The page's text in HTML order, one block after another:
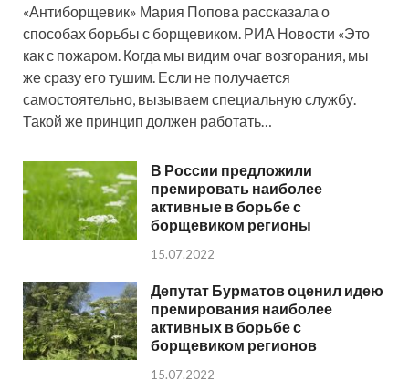
«Антиборщевик» Мария Попова рассказала о
способах борьбы с борщевиком. РИА Новости «Это
как с пожаром. Когда мы видим очаг возгорания, мы
же сразу его тушим. Если не получается
самостоятельно, вызываем специальную службу.
Такой же принцип должен работать…
В России предложили
премировать наиболее
активные в борьбе с
борщевиком регионы
15.07.2022
Депутат Бурматов оценил идею
премирования наиболее
активных в борьбе с
борщевиком регионов
15.07.2022